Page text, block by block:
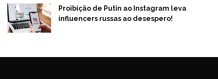
Proibição de Putin ao Instagram leva
influencers russas ao desespero!